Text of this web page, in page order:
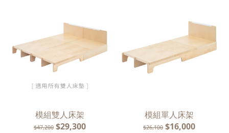
會員登入
模組雙人床架
$47,200 $29,300
模組單人床架
$26,100 $16,000